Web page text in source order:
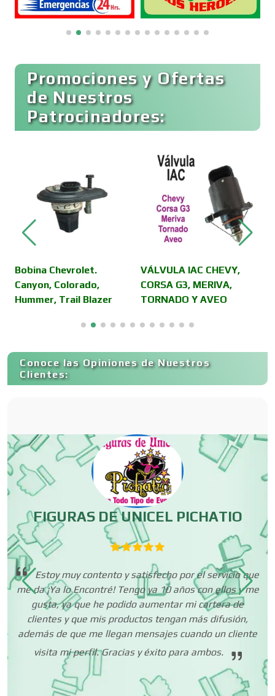
Computadoras
Conferencias Empresariales
Construcciones en General
Contadores
Control de Plagas
Conversiones Automotrices
Cortinas, Persianas y Alfombras
Cristalerías
Cromadoras
Decoración de Interiores
Dentistas
Deportes
Depósitos Dentales
Promociones y Ofertas
de Nuestros
Patrocinadores:
Bobina Chevrolet.
Canyon, Colorado,
Hummer, Trail Blazer
VÁLVULA IAC CHEVY,
CORSA G3, MERIVA,
TORNADO Y AVEO
Conoce las Opiniones de Nuestros
Clientes:
FIGURAS DE UNICEL PICHATIO
Estoy muy contento y satisfecho por el servicio que
me da ¡Ya lo Encontré! Tengo ya 10 años con ellos y me
gusta, ya que he podido aumentar mi cartera de
clientes y que mis productos tengan más difusión,
además de que me llegan mensajes cuando un cliente
visita mi perfil. Gracias y éxito para ambos.